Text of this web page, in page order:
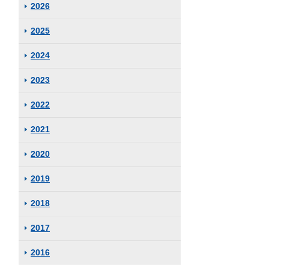
2026
2025
2024
2023
2022
2021
2020
2019
2018
2017
2016